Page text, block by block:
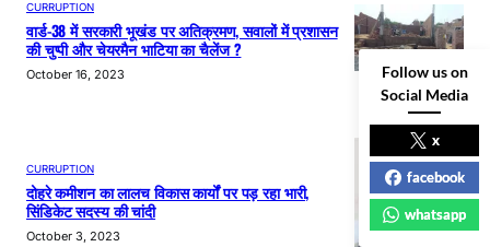
CURRUPTION
वार्ड-38 में सरकारी भूखंड पर अतिक्रमण, सवालों में प्रशासन
की चुप्पी और चेयरमैन भाटिया का चैलेंज ?
October 16, 2023
CURRUPTION
दोहरे कमीशन का लालच विकास कार्यों पर पड़ रहा भारी,
सिंडिकेट सदस्य की चांदी
October 3, 2023
Follow us on
Social Media
x
facebook
whatsapp